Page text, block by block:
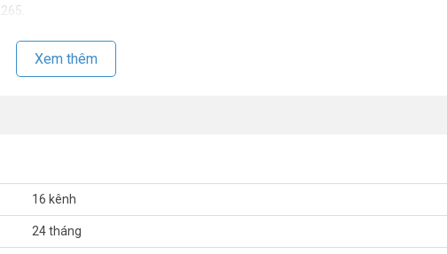
nguồn.
H.265.
1080p/960p/720p/D1/2CIF/CIF.
ra.
Xem thêm
16 kênh
24 tháng